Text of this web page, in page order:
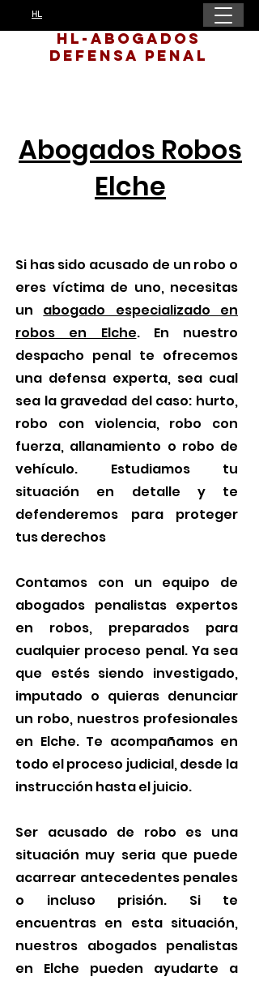
HL
HL-Abogados
Defensa Penal
Abogados Robos
Elche
Si has sido acusado de un robo o
eres víctima de uno, necesitas
un abogado especializado en
robos en Elche. En nuestro
despacho penal te ofrecemos
una defensa experta, sea cual
sea la gravedad del caso: hurto,
robo con violencia, robo con
fuerza, allanamiento o robo de
vehículo. Estudiamos tu
situación en detalle y te
defenderemos para proteger
tus derechos
Contamos con un equipo de
abogados penalistas expertos
en robos, preparados para
cualquier proceso penal. Ya sea
que estés siendo investigado,
imputado o quieras denunciar
un robo, nuestros profesionales
en Elche. Te acompañamos en
todo el proceso judicial, desde la
instrucción hasta el juicio.
Ser acusado de robo es una
situación muy seria que puede
acarrear antecedentes penales
o incluso prisión. Si te
encuentras en esta situación,
nuestros abogados penalistas
en Elche pueden ayudarte a